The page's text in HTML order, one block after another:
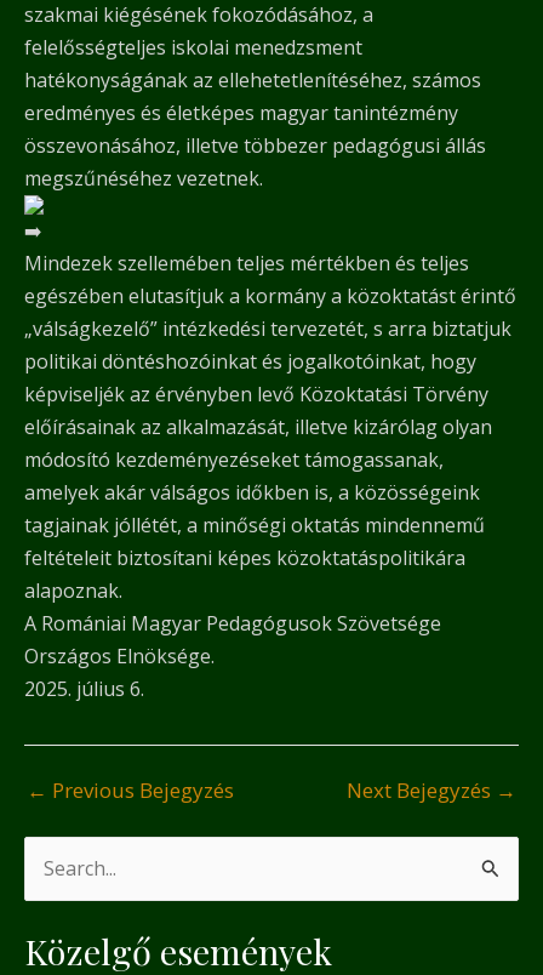
szakmai kiégésének fokozódásához, a
felelősségteljes iskolai menedzsment
hatékonyságának az ellehetetlenítéséhez, számos
eredményes és életképes magyar tanintézmény
összevonásához, illetve többezer pedagógusi állás
megszűnéséhez vezetnek.
Mindezek szellemében teljes mértékben és teljes
egészében elutasítjuk a kormány a közoktatást érintő
„válságkezelő” intézkedési tervezetét, s arra biztatjuk
politikai döntéshozóinkat és jogalkotóinkat, hogy
képviseljék az érvényben levő Közoktatási Törvény
előírásainak az alkalmazását, illetve kizárólag olyan
módosító kezdeményezéseket támogassanak,
amelyek akár válságos időkben is, a közösségeink
tagjainak jóllétét, a minőségi oktatás mindennemű
feltételeit biztosítani képes közoktatáspolitikára
alapoznak.
A Romániai Magyar Pedagógusok Szövetsége
Országos Elnöksége.
2025. július 6.
← Previous Bejegyzés Next Bejegyzés →
a
Közelgő események